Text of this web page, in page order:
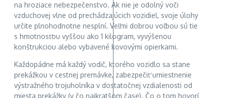
na hroziace nebezpečenstvo. Ak nie je odolný voči
vzduchovej vlne od prechádzajúcich vozidiel, svoje úlohy
určite plnohodnotne nesplní. Veľmi dobrou voľbou sú tie
s hmotnosťou vyššou ako 1 kilogram, vyvýšenou
konštrukciou alebo vybavené kovovými opierkami.
Každopádne má každý vodič, ktorého vozidlo sa stane
prekážkou v cestnej premávke, zabezpečiť umiestnenie
výstražného trojuholníka v dostatočnej vzdialenosti od
miesta prekážky (v čo najkratšom čase). Čo o tom hovorí